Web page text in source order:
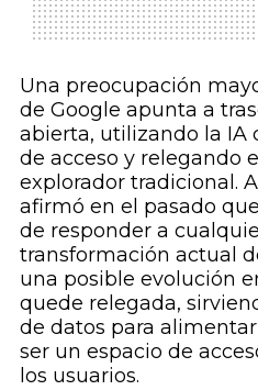
Una preocupación
de Google apunta a
abierta, utilizando la IA
de acceso y relegando
explorador tradicional.
afirmó en el pasado
de responder a
transformación actual
una posible evolución
quede relegada,
de datos para
ser un espacio de
los usuarios.